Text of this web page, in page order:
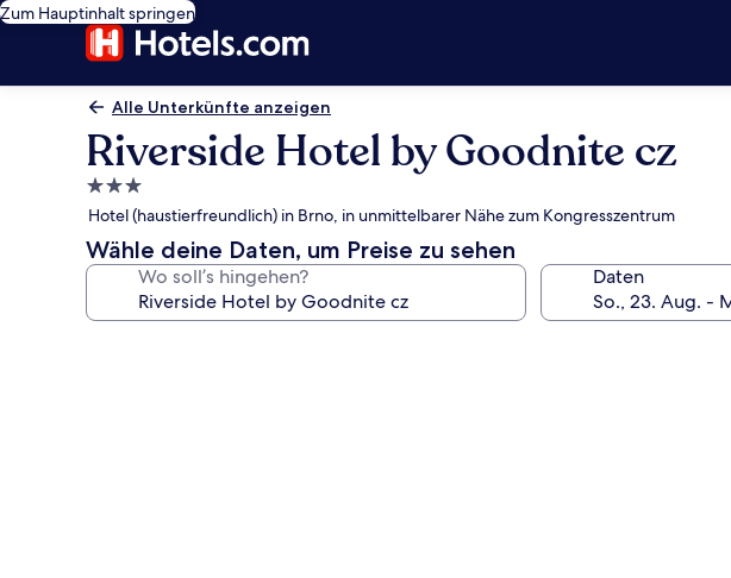
Zum Hauptinhalt springen
Alle Unterkünfte anzeigen
Riverside Hotel by Goodnite cz
3.0-
Sterne-
Unterkunft
Hotel (haustierfreundlich) in Brno, in unmittelbarer Nähe zum Kongresszentrum
Wähle deine Daten, um Preise zu sehen
Wo soll’s hingehen? Daten